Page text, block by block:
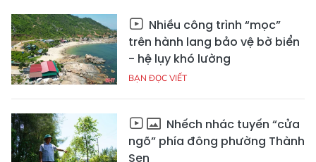
Nhiều công trình “mọc”
trên hành lang bảo vệ bờ biển
- hệ lụy khó lường
BẠN ĐỌC VIẾT
Nhếch nhác tuyến “cửa
ngõ” phía đông phường Thành
Sen